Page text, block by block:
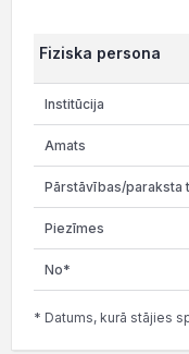
Fiziska persona
* Datums, kurā stājies